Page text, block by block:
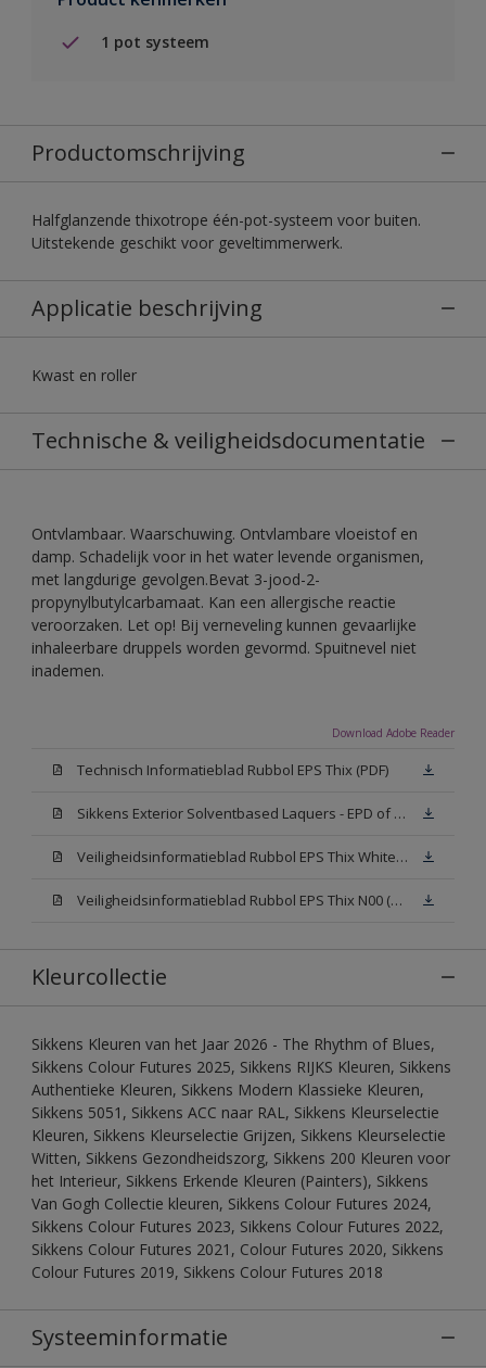
1 pot systeem
Productomschrijving
Halfglanzende thixotrope één-pot-systeem voor buiten.
Uitstekende geschikt voor geveltimmerwerk.
Applicatie beschrijving
Kwast en roller
Technische & veiligheidsdocumentatie
Ontvlambaar. Waarschuwing. Ontvlambare vloeistof en
damp. Schadelijk voor in het water levende organismen,
met langdurige gevolgen.Bevat 3-jood-2-
propynylbutylcarbamaat. Kan een allergische reactie
veroorzaken. Let op! Bij verneveling kunnen gevaarlijke
inhaleerbare druppels worden gevormd. Spuitnevel niet
inademen.
Download Adobe Reader
Technisch Informatieblad Rubbol EPS Thix (PDF)
Sikkens Exterior Solventbased Laquers - EPD of Milieuproductverklaring
Veiligheidsinformatieblad Rubbol EPS Thix White W05 (MSDS)
Veiligheidsinformatieblad Rubbol EPS Thix N00 (MSDS)
Kleurcollectie
Sikkens Kleuren van het Jaar 2026 - The Rhythm of Blues,
Sikkens Colour Futures 2025, Sikkens RIJKS Kleuren, Sikkens
Authentieke Kleuren, Sikkens Modern Klassieke Kleuren,
Sikkens 5051, Sikkens ACC naar RAL, Sikkens Kleurselectie
Kleuren, Sikkens Kleurselectie Grijzen, Sikkens Kleurselectie
Witten, Sikkens Gezondheidszorg, Sikkens 200 Kleuren voor
het Interieur, Sikkens Erkende Kleuren (Painters), Sikkens
Van Gogh Collectie kleuren, Sikkens Colour Futures 2024,
Sikkens Colour Futures 2023, Sikkens Colour Futures 2022,
Sikkens Colour Futures 2021, Colour Futures 2020, Sikkens
Colour Futures 2019, Sikkens Colour Futures 2018
Systeeminformatie